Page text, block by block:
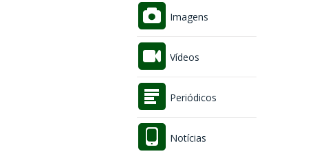
Imagens
Vídeos
Periódicos
Notícias